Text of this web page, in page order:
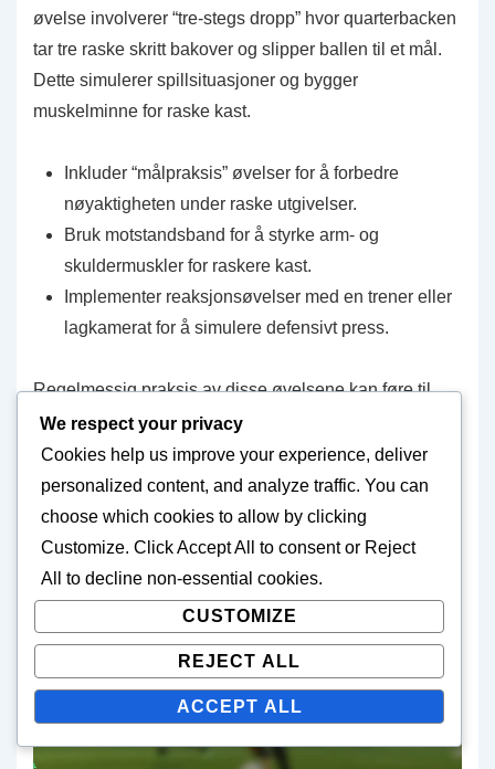
øvelse involverer “tre-stegs dropp” hvor quarterbacken
tar tre raske skritt bakover og slipper ballen til et mål.
Dette simulerer spillsituasjoner og bygger
muskelminne for raske kast.
Inkluder “målpraksis” øvelser for å forbedre
nøyaktigheten under raske utgivelser.
Bruk motstandsband for å styrke arm- og
skuldermuskler for raskere kast.
Implementer reaksjonsøvelser med en trener eller
lagkamerat for å simulere defensivt press.
Regelmessig praksis av disse øvelsene kan føre til
betydelige forbedringer i en quarterbacks evne til å
slippe ballen raskt, noe som til slutt gagner hele den
offensive enheten i Run and Shoot-formasjonen.
Konsistens og repetisjon er nøkkelen til å mestre disse
mekanikkene.
We respect your privacy
Cookies help us improve your experience, deliver
personalized content, and analyze traffic. You can
choose which cookies to allow by clicking
Customize. ClickAccept All to consent or Reject
All
to decline non-essential cookies.
CUSTOMIZE
REJECT ALL
ACCEPT ALL